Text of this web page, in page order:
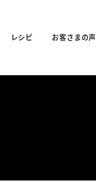
レシピ お客さまの声